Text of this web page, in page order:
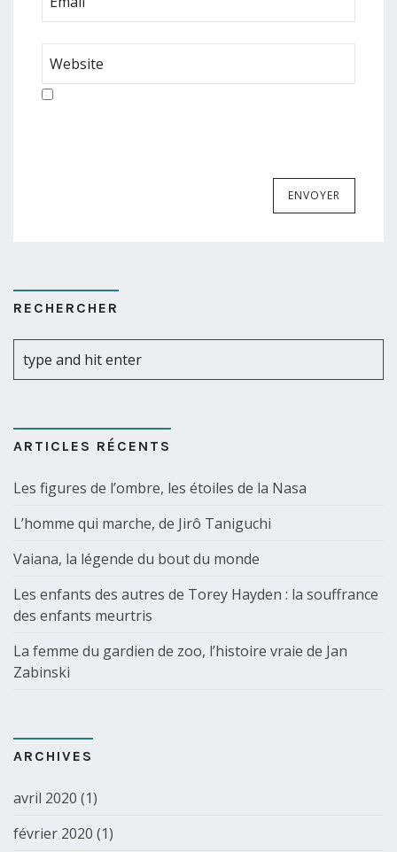
RECHERCHER
ARTICLES RÉCENTS
Les figures de l’ombre, les étoiles de la Nasa
L’homme qui marche, de Jirô Taniguchi
Vaiana, la légende du bout du monde
Les enfants des autres de Torey Hayden : la souffrance
des enfants meurtris
La femme du gardien de zoo, l’histoire vraie de Jan
Zabinski
ARCHIVES
avril 2020 (1)
février 2020 (1)